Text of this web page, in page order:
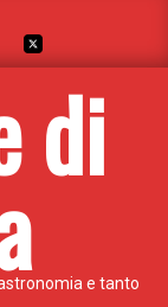
di
e tanto